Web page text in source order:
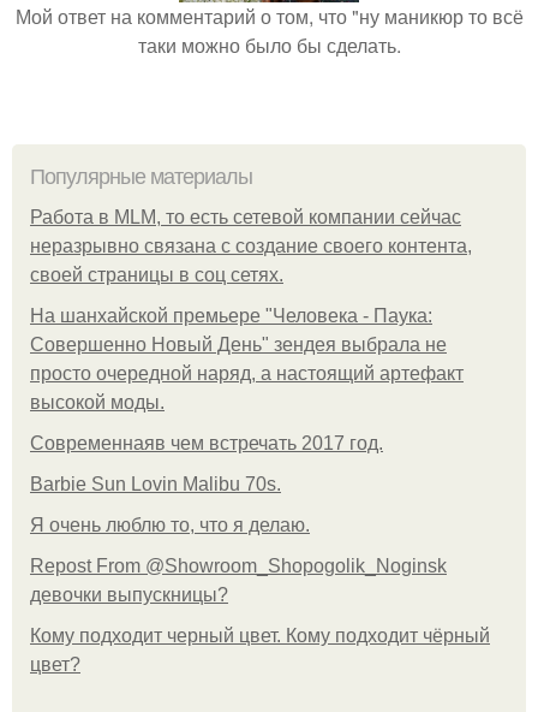
Мой ответ на комментарий о том, что "ну маникюр то всё
таки можно было бы сделать.
Популярные материалы
Работа в MLM, то есть сетевой компании сейчас
неразрывно связана с создание своего контента,
своей страницы в соц сетях.
На шанхайской премьере "Человека - Паука:
Совершенно Новый День" зендея выбрала не
просто очередной наряд, а настоящий артефакт
высокой моды.
Современнаяв чем встречать 2017 год.
Barbie Sun Lovin Malibu 70s.
Я очень люблю то, что я делаю.
Repost From @Showroom_Shopogolik_Noginsk
девочки выпускницы?
Кому подходит черный цвет. Кому подходит чёрный
цвет?